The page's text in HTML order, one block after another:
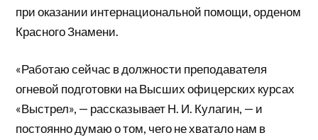
при оказании интернациональной помощи, орденом
Красного Знамени.
«Работаю сейчас в должности преподавателя
огневой подготовки на Высших офицерских курсах
«Выстрел», — рассказывает Н. И. Кулагин, — и
постоянно думаю о том, чего не хватало нам в